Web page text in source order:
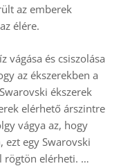
az emberek
élére.
vágása és csiszolása
az ékszerekben a
ékszerek
elérhető árszintre
vágya az, hogy
ezt egy Swarovski
rögtön elérheti. …